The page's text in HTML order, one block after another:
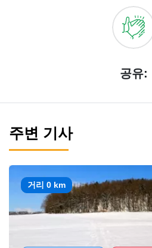
공유:
주변 기사
거리 0 km